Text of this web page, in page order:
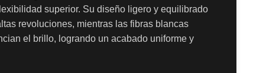
superior. Su diseño ligero y equilibrado
revoluciones, mientras las fibras blancas
el brillo, logrando un acabado uniforme y